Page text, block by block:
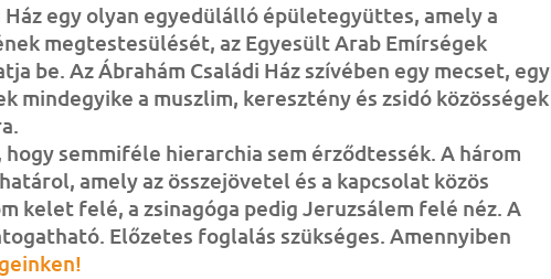
egy olyan egyedülálló épületegyüttes, amely a
megtestesülését, az Egyesült Arab Emírségek
be. Az Ábrahám Családi Ház szívében egy mecset, egy
mindegyike a muszlim, keresztény és zsidó közösségek
semmiféle hierarchia sem érződtessék. A három
amely az összejövetel és a kapcsolat közös
kelet felé, a zsinagóga pedig Jeruzsálem felé néz. A
Előzetes foglalás szükséges. Amennyiben